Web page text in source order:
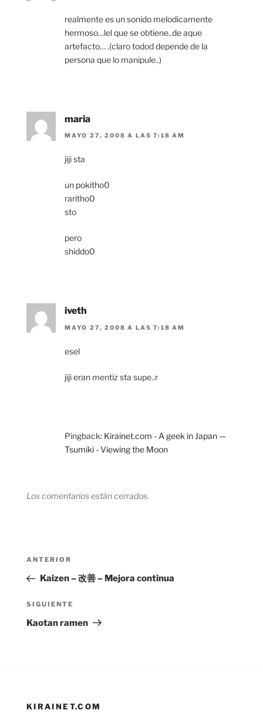
realmente es un sonido melodicamente
hermoso…lel que se obtiene..de aque
artefacto… .(claro todod depende de la
persona que lo manipule..)
maria
MAYO 27, 2008 A LAS 7:18 AM
jiji sta
un pokitho0
raritho0
sto
pero
shiddo0
iveth
MAYO 27, 2008 A LAS 7:18 AM
esel
jiji eran mentiz sta supe..r
Pingback: Kirainet.com - A geek in Japan —
Tsumiki - Viewing the Moon
Los comentarios están cerrados.
Navegación
entradas
Entrada
anterior:
ANTERIOR
Kaizen – 改善 – Mejora continua
Siguiente
entrada
SIGUIENTE
Kaotan ramen
KIRAINET.COM